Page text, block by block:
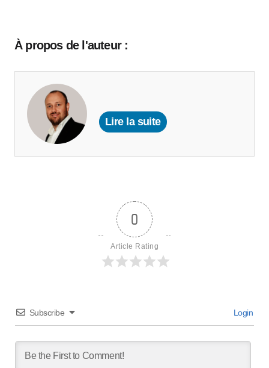
À propos de l'auteur :
Lire la suite
0
Article Rating
Subscribe Login